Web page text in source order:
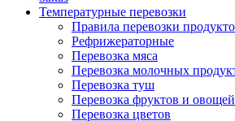
Температурные перевозки
Правила перевозки
Рефрижераторные
Перевозка мяса
Перевозка молочных
Перевозка туш
Перевозка фруктов и овощей
Перевозка цветов